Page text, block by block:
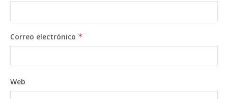
Correo electrónico *
Web